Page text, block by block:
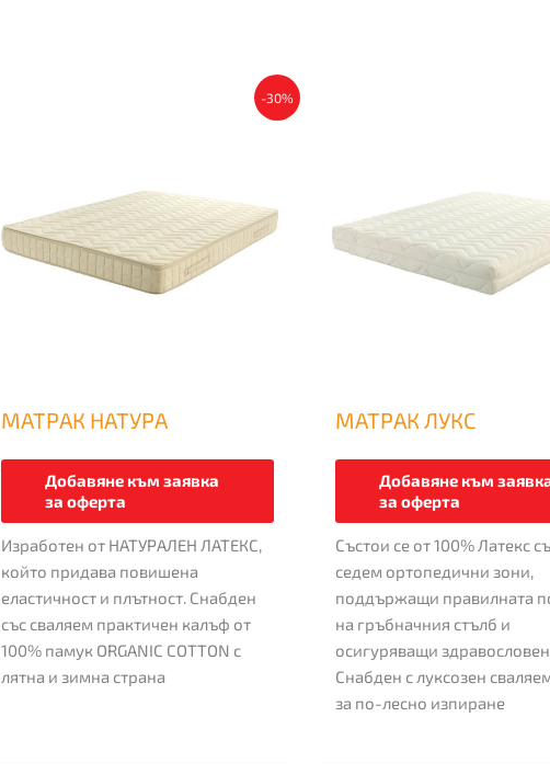
-30%
МАТРАК НАТУРА
Добавяне към заявка
за оферта
This
product
The
Изработен от НАТУРАЛЕН ЛАТЕКС,
който придава повишена
еластичност и плътност. Снабден
със сваляем практичен калъф от
100% памук ORGANIC COTTON с
лятна и зимна страна
МАТРАК ЛУКС
Добавяне към
за оферта
Състои се от 100% Латекс
седем ортопедични зони,
поддържащи правилната
на гръбначния стълб и
осигуряващи здравословен
Снабден с луксозен
за по-лесно изпиране